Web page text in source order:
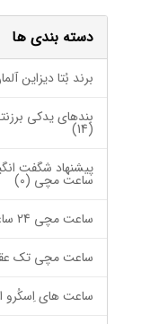
دسته بندی ها
برند بُتا دیزاین
بندهای یدکی
(14)
پیشنهاد شگفت
ساعت مچی (0)
ساعت مچی 24 ساعته (14)
ساعت مچی تک
ساعت های اِسکُرو